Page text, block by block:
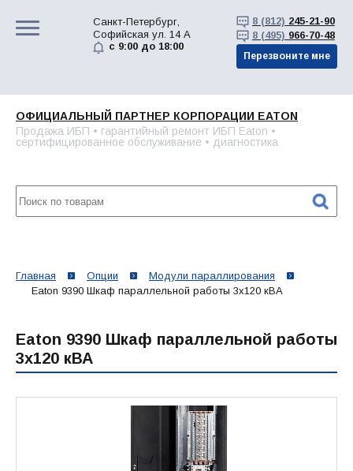
Санкт-Петербург,
Софийская ул. 14 А
с 9:00 до 18:00
8 (812) 245-21-90
8 (495) 966-70-48
Перезвоните мне
ОФИЦИАЛЬНЫЙ ПАРТНЕР КОРПОРАЦИИ EATON
Продажа ИБП • гарантийный ремонт ИБП Eaton •
сертифицированное обслуживание • диагностика
Главная Опции
Модули параллирования
Eaton 9390 Шкаф параллельной работы 3x120 кВА
Eaton 9390 Шкаф параллельной работы
3x120 кВА